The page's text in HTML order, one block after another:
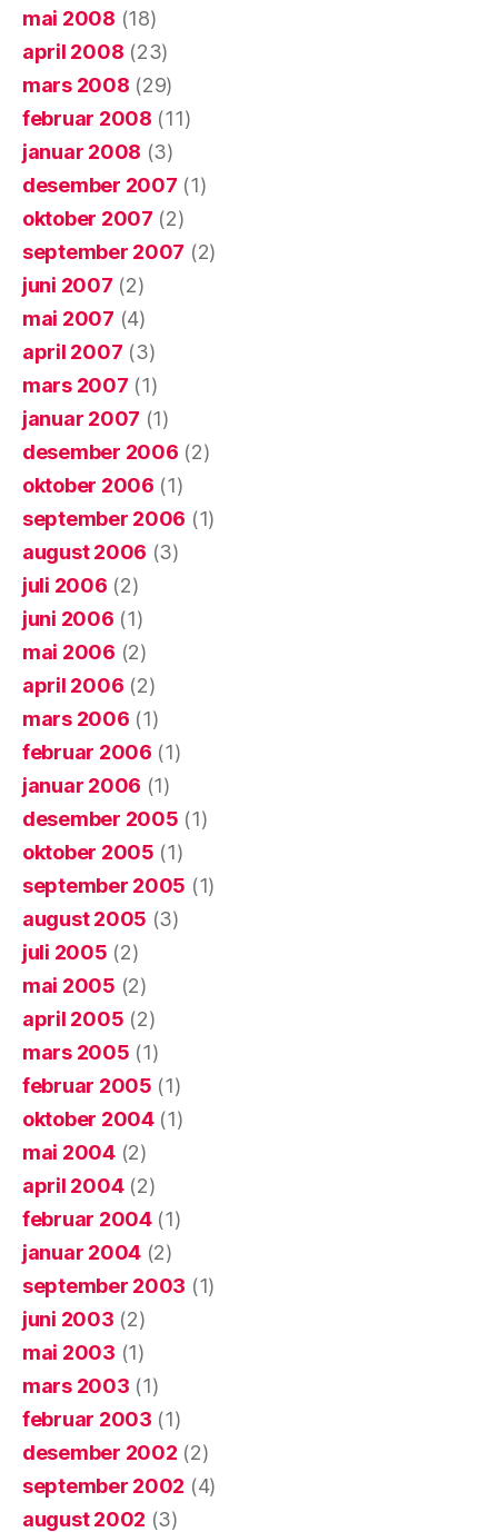
mai 2008 (18)
april 2008 (23)
mars 2008 (29)
februar 2008 (11)
januar 2008 (3)
desember 2007 (1)
oktober 2007 (2)
september 2007 (2)
juni 2007 (2)
mai 2007 (4)
april 2007 (3)
mars 2007 (1)
januar 2007 (1)
desember 2006 (2)
oktober 2006 (1)
september 2006 (1)
august 2006 (3)
juli 2006 (2)
juni 2006 (1)
mai 2006 (2)
april 2006 (2)
mars 2006 (1)
februar 2006 (1)
januar 2006 (1)
desember 2005 (1)
oktober 2005 (1)
september 2005 (1)
august 2005 (3)
juli 2005 (2)
mai 2005 (2)
april 2005 (2)
mars 2005 (1)
februar 2005 (1)
oktober 2004(1)
mai 2004(2)
april 2004(2)
februar 2004(1)
januar 2004 (2)
september 2003 (1)
juni 2003 (2)
mai 2003 (1)
mars 2003 (1)
februar 2003 (1)
desember 2002 (2)
september 2002 (4)
august 2002 (3)